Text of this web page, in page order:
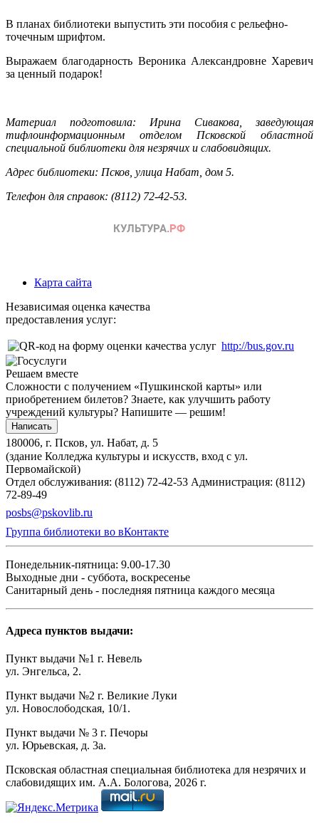
В планах библиотеки выпустить эти пособия с рельефно-
точечным шрифтом.
Выражаем благодарность Вероника Александровне Харевич
за ценный подарок!
Материал подготовила: Ирина Сивакова, заведующая
тифлоинформационным отделом Псковской областной
специальной библиотеки для незрячих и слабовидящих.
Адрес библиотеки: Псков, улица Набат, дом 5.
Телефон для справок: (8112) 72-42-53.
Карта сайта
Независимая оценка качества
предоставления услуг:
http://bus.gov.ru
Решаем вместе
Сложности с получением «Пушкинской карты» или
приобретением билетов? Знаете, как улучшить работу
учреждений культуры? Напишите — решим!
Написать
180006, г. Псков, ул. Набат, д. 5
(здание Колледжа культуры и искусств, вход с ул.
Первомайской)
Отдел обслуживания: (8112) 72-42-53 Администрация: (8112)
72-89-49
posbs@pskovlib.ru
Группа библиотеки во вКонтакте
Понедельник-пятница: 9.00-17.30
Выходные дни - суббота, воскресенье
Санитарный день - последняя пятница каждого месяца
Адреса пунктов выдачи:
Пункт выдачи №1 г. Невель
ул. Энгельса, 2.
Пункт выдачи №2 г. Великие Луки
ул. Новослободская, 10/1.
Пункт выдачи № 3 г. Печоры
ул. Юрьевская, д. 3а.
Псковская областная специальная библиотека для незрячих и
слабовидящих им. А.А. Бологова, 2026 г.